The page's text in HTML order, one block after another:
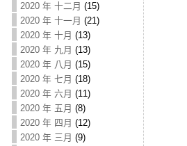
2020 年 十二月 (15)
2020 年 十一月 (21)
2020 年 十月 (13)
2020 年 九月 (13)
2020 年 八月 (15)
2020 年 七月 (18)
2020 年 六月 (11)
2020 年 五月 (8)
2020 年 四月 (12)
2020 年 三月 (9)